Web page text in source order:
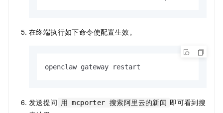
在终端执行如下命令使配置生效。
openclaw gateway restart
发送提问 用 mcporter 搜索阿里云的新闻 即可看到搜